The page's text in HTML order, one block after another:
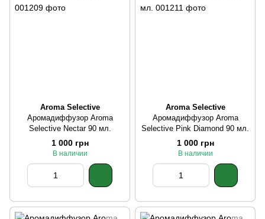
Aroma Selective
Аромадиффузор Aroma
Selective Nectar 90 мл.
1 000 грн
В наличии
Aroma Selective
Аромадиффузор Aroma
Selective Pink Diamond 90 мл.
1 000 грн
В наличии